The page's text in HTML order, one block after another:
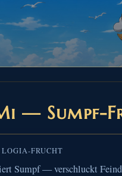
— Sumpf-
LOGIA-FRUCHT
Sumpf — verschluckt